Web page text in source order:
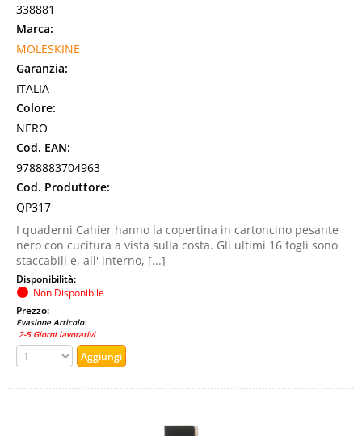
338881
Marca:
MOLESKINE
Garanzia:
ITALIA
Colore:
NERO
Cod. EAN:
9788883704963
Cod. Produttore:
QP317
I quaderni Cahier hanno la copertina in cartoncino pesante
nero con cucitura a vista sulla costa. Gli ultimi 16 fogli sono
staccabili e, all' interno, [...]
Disponibilità:
Non Disponibile
Prezzo:
Evasione Articolo:
2-5 Giorni lavorativi